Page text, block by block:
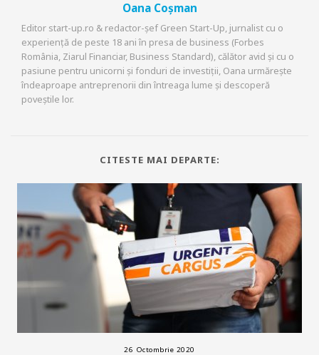
Oana Coșman
Editor start-up.ro & redactor-șef Green Start-Up, jurnalist cu o
experiență de peste 18 ani în presa de business (Forbes
România, Ziarul Financiar, Business Standard), călător avid și cu o
pasiune pentru unicorni și fonduri de investiții, Oana urmărește
îndeaproape antreprenorii din întreaga lume și descoperă
poveștile lor.
CITESTE MAI DEPARTE:
26 Octombrie 2020